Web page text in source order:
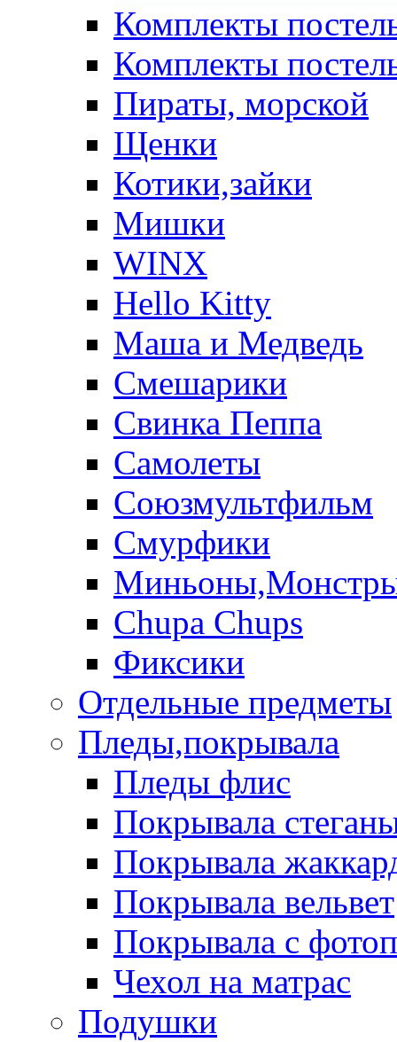
Комплекты
Комплекты
Пираты, морской
Щенки
Котики,зайки
Мишки
WINX
Hello Kitty
Маша и Медведь
Смешарики
Свинка Пеппа
Самолеты
Союзмультфильм
Смурфики
Chupa Chups
Фиксики
Отдельные предметы
Пледы,покрывала
Пледы флис
Покрывала
Покрывала
Покрывала вельвет
Покрывала с
Чехол на матрас
Подушки